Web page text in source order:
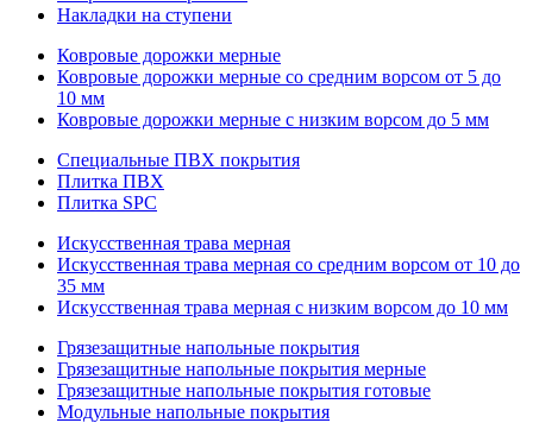
Накладки на ступени
Ковровые дорожки мерные
Ковровые дорожки мерные со средним ворсом от 5 до
10 мм
Ковровые дорожки мерные с низким ворсом до 5 мм
Специальные ПВХ покрытия
Плитка ПВХ
Плитка SPC
Искуccтвенная трава мерная
Искусственная трава мерная со средним ворсом от 10 до
35 мм
Искусственная трава мерная с низким ворсом до 10 мм
Грязезащитные напольные покрытия
Грязезащитные напольные покрытия мерные
Грязезащитные напольные покрытия готовые
Модульные напольные покрытия